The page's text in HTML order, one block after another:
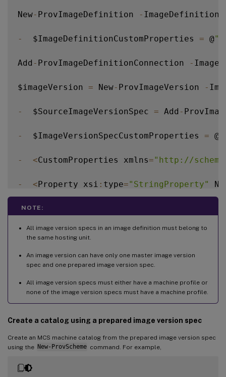
New- ProvImageDefinition -
-
  $ImageDefinitionCustomProperties
= @"
Add - ProvImageDefinitionConnection -
$imageVersion = New- ProvImageVersion -
-
  $SourceImageVersionSpec
= Add -
-
  $ImageVersionSpecCustomProperties
=
- <CustomProperties xmlns="http://
- <Property xsi : type="StringProperty"
- <Property xsi
- </CustomProperties>
'@
New-ProvImageVersionSpec - NetworkMapping
$TargetCustomProperties = @'
NOTE:
All image version specs in an image definition must belong to
the same hosting unit.
An image version can have only one master image version
spec and one prepared image version spec.
All image version specs must either have a machine profile or
none of the image version specs must have a machine profile.
Create a catalog using a prepared image version spec
Create an MCS machine catalog from the prepared image version spec
using the New-ProvScheme command. For example,